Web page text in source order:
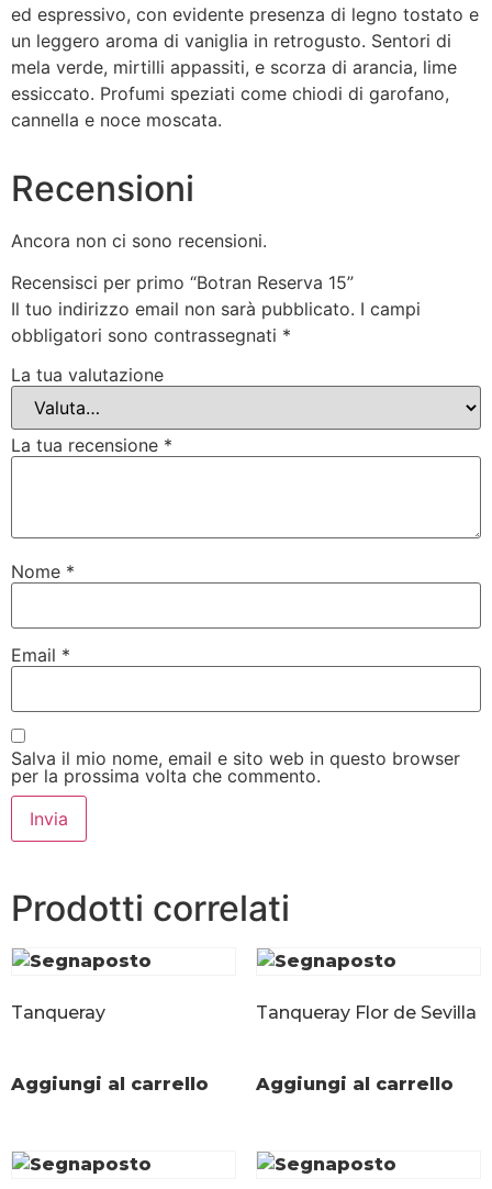
ed espressivo, con evidente presenza di legno tostato e
un leggero aroma di vaniglia in retrogusto. Sentori di
mela verde, mirtilli appassiti, e scorza di arancia, lime
essiccato. Profumi speziati come chiodi di garofano,
cannella e noce moscata.
Recensioni
Ancora non ci sono recensioni.
Recensisci per primo “Botran Reserva 15”
Il tuo indirizzo email non sarà pubblicato. I campi
obbligatori sono contrassegnati *
La tua valutazione
La tua recensione *
Nome *
Email *
Salva il mio nome, email e sito web in questo browser
per la prossima volta che commento.
Prodotti correlati
Tanqueray
Aggiungi al carrello
Tanqueray Flor de Sevilla
Aggiungi al carrello